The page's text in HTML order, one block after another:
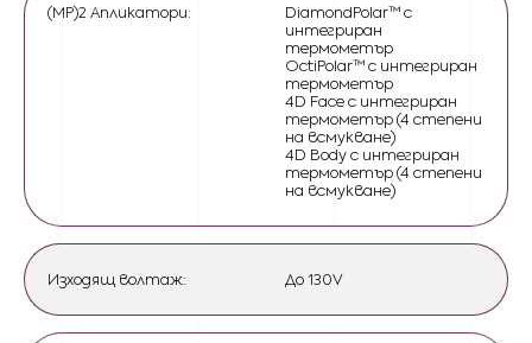
(MP)2 Апликатори:
DiamondPolar™ с
интегриран
термометър
OctiPolar™ с интегриран
термометър
4D Face с интегриран
термометър (4 степени
на всмукване)
4D Body с интегриран
термометър (4 степени
на всмукване)
Изходящ волтаж: До 130V